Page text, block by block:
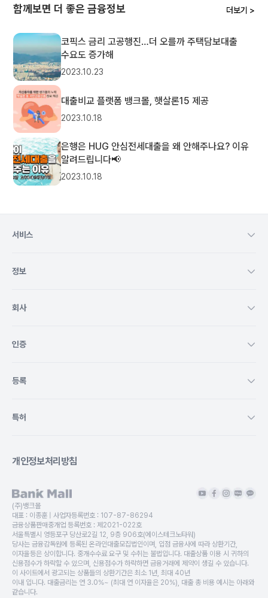
함께보면 더 좋은 금융정보 더보기 >
코픽스 금리 고공행진…더 오를까 주택담보대출
수요도 증가해
2023.10.23
대출비교 플랫폼 뱅크몰, 햇살론15 제공
2023.10.18
은행은 HUG 안심전세대출을 왜 안해주나요? 이유
알려드립니다📢
2023.10.18
서비스
정보
회사
인증
등록
특허
개인정보처리방침
(주)뱅크몰
대표 : 이종훈 | 사업자등록번호 : 107-87-86294
금융상품판매중개업 등록번호 : 제2021-022호
서울특별시 영등포구 당산로2길 12, 9층 906호(에이스테크노타워)
당사는 금융감독원에 등록된 온라인대출모집법인이며, 입점 금융사에 따라 상환기간,
이자율등은 상이합니다. 중개수수료 요구 및 수취는 불법입니다. 대출상품 이용 시 귀하의
신용점수가 하락할 수 있으며, 신용점수가 하락하면 금융거래에 제약이 생길 수 있습니다.
이 사이트에서 광고되는 상품들의 상환기간은 최소 1년, 최대 40년
이내 입니다. 대출금리는 연 3.0%~ (최대 연 이자율은 20%), 대출 총 비용 예시는 아래와
같습니다.